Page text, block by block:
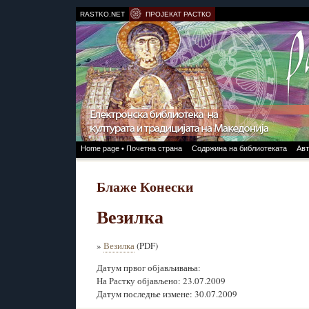
RASTKO.NET ПРОЈЕКАТ РАСТКО
Home page • Почетна страна Содржина на библиотеката
Блаже Конески
Везилка
» Везилка(PDF)
Датум првог објављивања:
На Растку објављено: 23.07.2009
Датум последње измене: 30.07.2009